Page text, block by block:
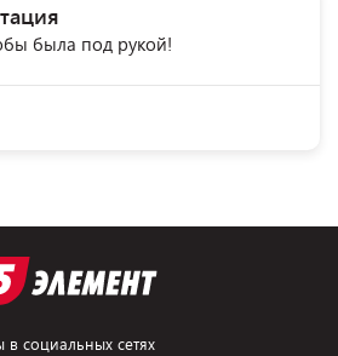
была под рукой!
социальных сетях